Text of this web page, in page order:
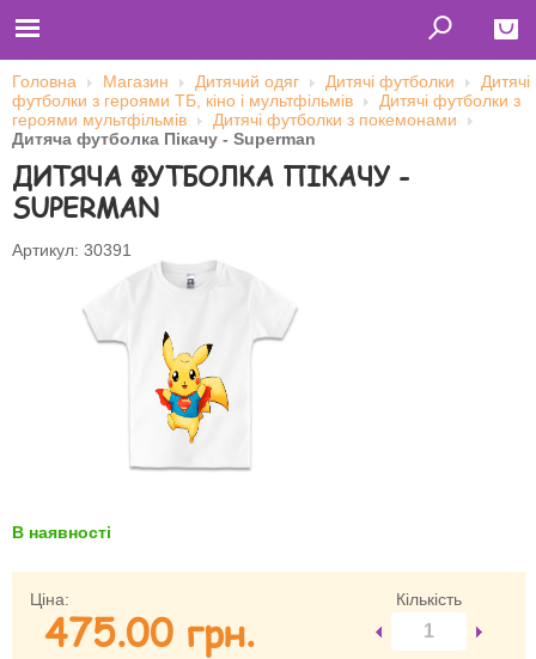
Close
Главная
Футболки
Толстовки (кенгурушки)
Свитшоты
Бейсболки
Сотрудничество
Забули своє Ім’я Користувача?
Зареєструватися
Головна Магазин Дитячий одяг Дитячі футболки
Дитячі
футболки з героями ТБ, кіно і мультфільмів
Дитячі футболки з
героями мультфільмів
Дитячі футболки з покемонами
Дитяча футболка Пікачу - Superman
ДИТЯЧА ФУТБОЛКА ПІКАЧУ -
SUPERMAN
Артикул: 30391
В наявності
Ціна:
475.00 гpн.
Кількість